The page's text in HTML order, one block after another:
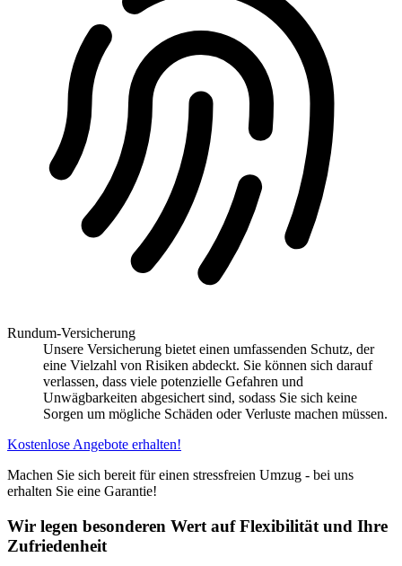
Rundum-Versicherung
Unsere Versicherung bietet einen umfassenden Schutz, der
eine Vielzahl von Risiken abdeckt. Sie können sich darauf
verlassen, dass viele potenzielle Gefahren und
Unwägbarkeiten abgesichert sind, sodass Sie sich keine
Sorgen um mögliche Schäden oder Verluste machen müssen.
Kostenlose Angebote erhalten!
Machen Sie sich bereit für einen stressfreien Umzug - bei uns
erhalten Sie eine Garantie!
Wir legen besonderen Wert auf Flexibilität und Ihre
Zufriedenheit